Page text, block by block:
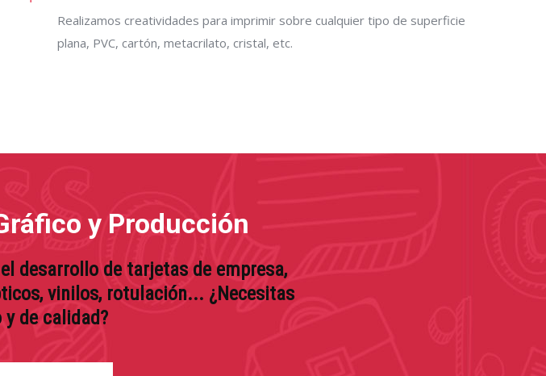
Realizamos creatividades para imprimir sobre cualquier tipo de superficie
plana, PVC, cartón, metacrilato, cristal, etc.
y Producción
desarrollo detarjetas de empresa,
vinilos, rotulación... ¿Necesitas
de calidad?